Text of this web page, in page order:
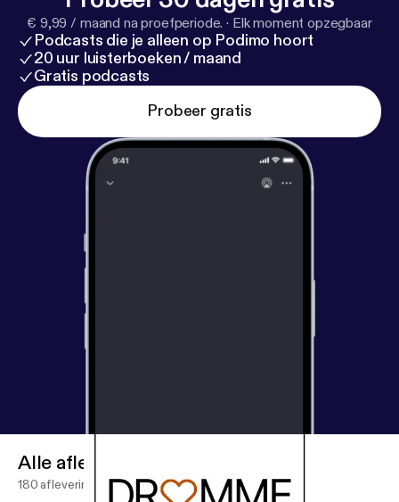
€ 9,99 / maand na proefperiode. · Elk moment opzegbaar
Podcasts die je alleen op Podimo hoort
20 uur luisterboeken / maand
Gratis podcasts
Probeer gratis
Alle afleveringen
180 afleveringen